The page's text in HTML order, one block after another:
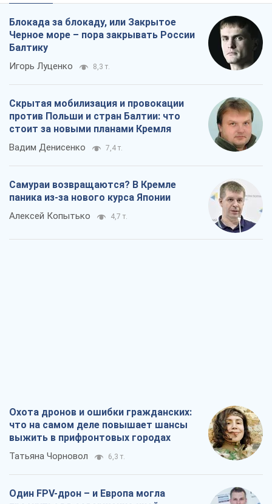
Блокада за блокаду, или Закрытое
Черное море – пора закрывать России
Балтику
Игорь Луценко 8,3 т.
Скрытая мобилизация и провокации
против Польши и стран Балтии: что
стоит за новыми планами Кремля
Вадим Денисенко 7,4 т.
Самураи возвращаются? В Кремле
паника из-за нового курса Японии
Алексей Копытько 4,7 т.
Охота дронов и ошибки гражданских:
что на самом деле повышает шансы
выжить в прифронтовых городах
Татьяна Чорновол 6,3 т.
Один FPV-дрон – и Европа могла